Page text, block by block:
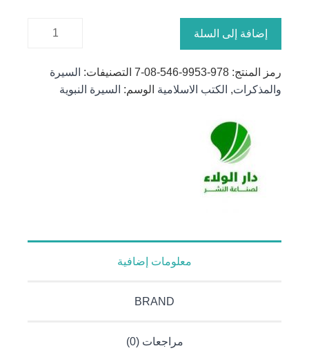
شمس لا
تعرف
إضافة إلى السلة
رمز المنتج: 978-9953-546-08-7 التصنيفات: السيرة
والمذكرات, الكتب الاسلامية الوسم: السيرة النبوية
معلومات إضافية
BRAND
مراجعات (0)